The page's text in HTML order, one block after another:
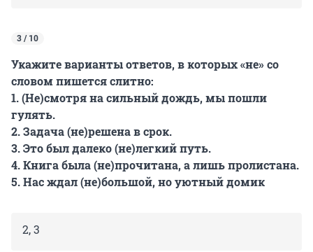
3 / 10
Укажите варианты ответов, в которых «не» со
словом пишется слитно:
1. (Не)смотря на сильный дождь, мы пошли
гулять.
2. Задача (не)решена в срок.
3. Это был далеко (не)легкий путь.
4. Книга была (не)прочитана, а лишь пролистана.
5. Нас ждал (не)большой, но уютный домик
2, 3